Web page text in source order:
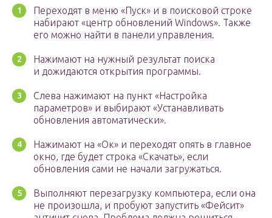
Переходят в меню «Пуск» и в поисковой строке
набирают «центр обновлений Windows». Также
его можно найти в панели управления.
Нажимают на нужный результат поиска
и дожидаются открытия программы.
Слева нажимают на пункт «Настройка
параметров» и выбирают «Устанавливать
обновления автоматически».
Нажимают на «Ок» и переходят опять в главное
окно, где будет строка «Скачать», если
обновления сами не начали загружаться.
Выполняют перезагрузку компьютера, если она
не произошла, и пробуют запустить «Фейсит»